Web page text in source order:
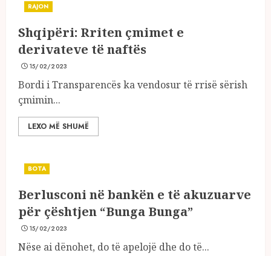
RAJON
Shqipëri: Rriten çmimet e
derivateve të naftës
15/02/2023
Bordi i Transparencës ka vendosur të rrisë sërish
çmimin...
LEXO MË SHUMË
BOTA
Berlusconi në bankën e të akuzuarve
për çështjen “Bunga Bunga”
15/02/2023
Nëse ai dënohet, do të apelojë dhe do të...